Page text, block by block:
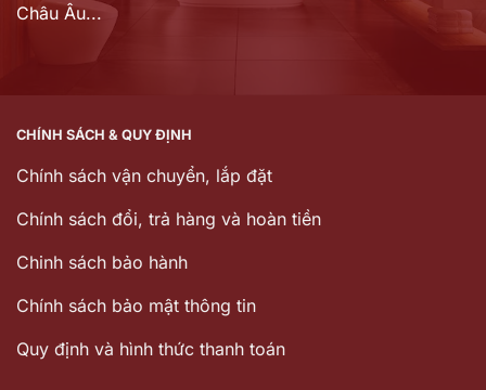
Châu Âu...
CHÍNH SÁCH & QUY ĐỊNH
Chính sách vận chuyển, lắp đặt
Chính sách đổi, trả hàng và hoàn tiền
Chinh sách bảo hành
Chính sách bảo mật thông tin
Quy định và hình thức thanh toán